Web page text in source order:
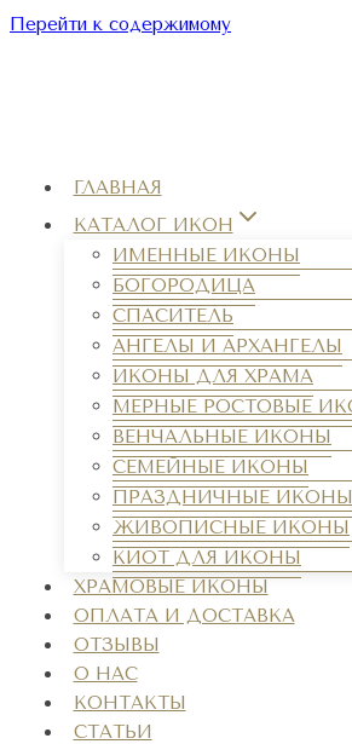
Перейти к содержимому
ГЛАВНАЯ
КАТАЛОГ ИКОН
ИМЕННЫЕ ИКОНЫ
БОГОРОДИЦА
СПАСИТЕЛЬ
АНГЕЛЫ И АРХАНГЕЛЫ
ИКОНЫ ДЛЯ ХРАМА
МЕРНЫЕ РОСТОВЫЕ
ВЕНЧАЛЬНЫЕ ИКОНЫ
СЕМЕЙНЫЕ ИКОНЫ
ПРАЗДНИЧНЫЕ ИКОНЫ
ЖИВОПИСНЫЕ ИКОНЫ
КИОТ ДЛЯ ИКОНЫ
ХРАМОВЫЕ ИКОНЫ
ОПЛАТА И ДОСТАВКА
ОТЗЫВЫ
О НАС
КОНТАКТЫ
СТАТЬИ